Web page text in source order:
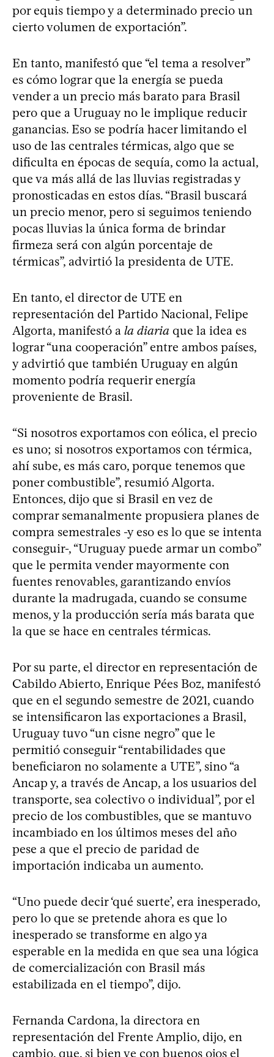
por equis tiempo y a determinado precio un
cierto volumen de exportación”.
En tanto, manifestó que “el tema a resolver”
es cómo lograr que la energía se pueda
vender a un precio más barato para Brasil
pero que a Uruguay no le implique reducir
ganancias. Eso se podría hacer limitando el
uso de las centrales térmicas, algo que se
dificulta en épocas de sequía, como la actual,
que va más allá de las lluvias registradas y
pronosticadas en estos días. “Brasil buscará
un precio menor, pero si seguimos teniendo
pocas lluvias la única forma de brindar
firmeza será con algún porcentaje de
térmicas”, advirtió la presidenta de UTE.
En tanto, el director de UTE en
representación del Partido Nacional, Felipe
Algorta, manifestó a la diaria que la idea es
lograr “una cooperación” entre ambos países,
y advirtió que también Uruguay en algún
momento podría requerir energía
proveniente de Brasil.
“Si nosotros exportamos con eólica, el precio
es uno; si nosotros exportamos con térmica,
ahí sube, es más caro, porque tenemos que
poner combustible”, resumió Algorta.
Entonces, dijo que si Brasil en vez de
comprar semanalmente propusiera planes de
compra semestrales -y eso es lo que se intenta
conseguir-, “Uruguay puede armar un combo”
que le permita vender mayormente con
fuentes renovables, garantizando envíos
durante la madrugada, cuando se consume
menos, y la producción sería más barata que
la que se hace en centrales térmicas.
Por su parte, el director en representación de
Cabildo Abierto, Enrique Pées Boz, manifestó
que en el segundo semestre de 2021, cuando
se intensificaron las exportaciones a Brasil,
Uruguay tuvo “un cisne negro” que le
permitió conseguir “rentabilidades que
beneficiaron no solamente a UTE”, sino “a
Ancap y, a través de Ancap, a los usuarios del
transporte, sea colectivo o individual”, por el
precio de los combustibles, que se mantuvo
incambiado en los últimos meses del año
pese a que el precio de paridad de
importación indicaba un aumento.
“Uno puede decir ‘qué suerte’, era inesperado,
pero lo que se pretende ahora es que lo
inesperado se transforme en algo ya
esperable en la medida en que sea una lógica
de comercialización con Brasil más
estabilizada en el tiempo”, dijo.
Fernanda Cardona, la directora en
representación del Frente Amplio, dijo, en
cambio, que, si bien ve con buenos ojos el